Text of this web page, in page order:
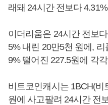
래돼 24시간 전보다
이더리움은 24시간 전보
5% 내린 20만5천 원에,
9% 떨어진 227.5원에 각
비트코인캐시는 1BCH(
원에 사고팔려 24시간 전